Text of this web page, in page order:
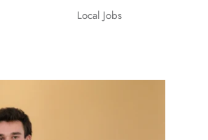
Local Jobs